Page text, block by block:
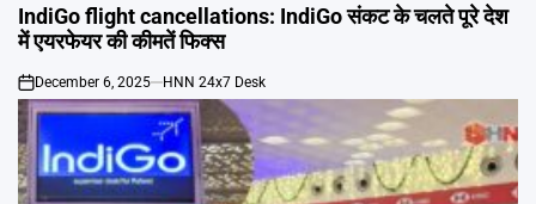
INIndiGo flight cancellations: IndiGo संकट के चलते पूरे देश
में एयरफेयर की कीमतें फिक्स
on
December 6, 2025 HNN 24x7 Desk